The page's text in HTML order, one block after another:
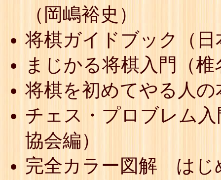
（岡嶋裕史）
将棋ガイドブック（日
まじかる将棋入門（
将棋を初めてやる人
チェス・プロブレム
協会編）
完全カラー図解 はじ